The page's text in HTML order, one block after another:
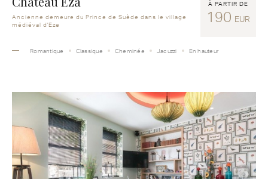
Ancienne demeure du Prince de Suède dans le village
médiéval d'Eze
À PARTIR DE
190 EUR
Romantique Classique Cheminée Jacuzzi En hauteur